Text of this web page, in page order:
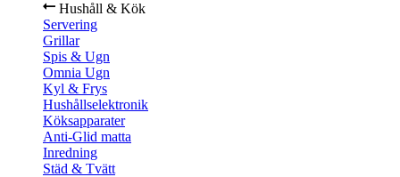
Hushåll & Kök
Servering
Grillar
Spis & Ugn
Omnia Ugn
Kyl & Frys
Hushållselektronik
Köksapparater
Anti-Glid matta
Inredning
Städ & Tvätt